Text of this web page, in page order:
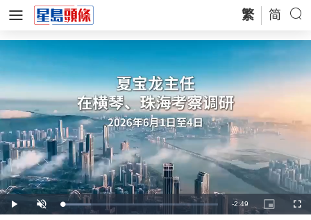
繁 简
Play Unmute Loaded:
18.49%
Remaining
-2:49
Picture-
in-